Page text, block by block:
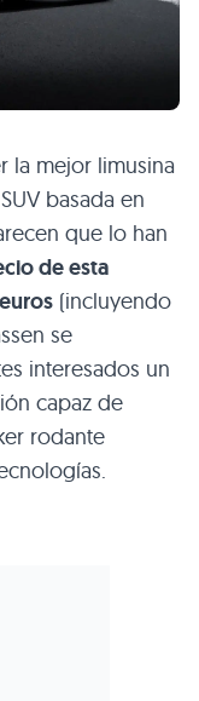
la mejor limusina
basada en
que lo han
de esta
(incluyendo
se
interesados un
capaz de
rodante